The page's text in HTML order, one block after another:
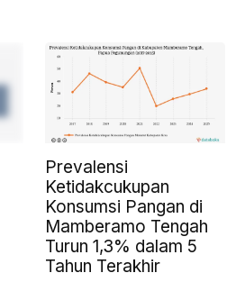
Prevalensi
Ketidakcukupan
Konsumsi Pangan di
Mamberamo Tengah
Turun 1,3% dalam 5
Tahun Terakhir